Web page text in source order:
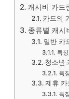
캐시비 카드
카드의
종류별 캐시
일반 카
특징
청소년
특
제휴 카
특